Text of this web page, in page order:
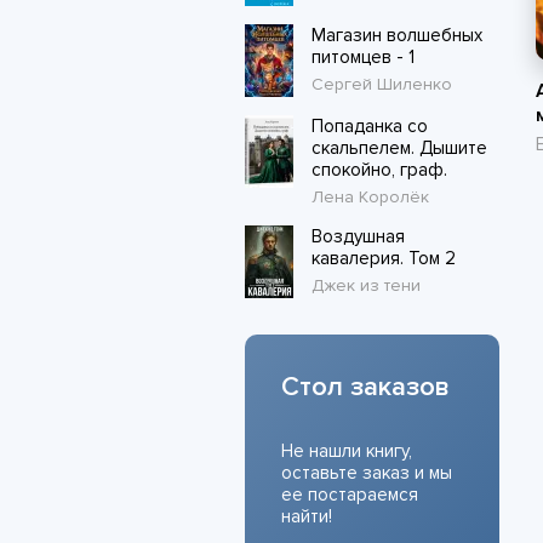
Магазин волшебных
питомцев - 1
Сергей Шиленко
Попаданка со
скальпелем. Дышите
спокойно, граф.
Лена Королёк
Воздушная
кавалерия. Том 2
Джек из тени
Стол заказов
Не нашли книгу,
оставьте заказ и мы
ее постараемся
найти!